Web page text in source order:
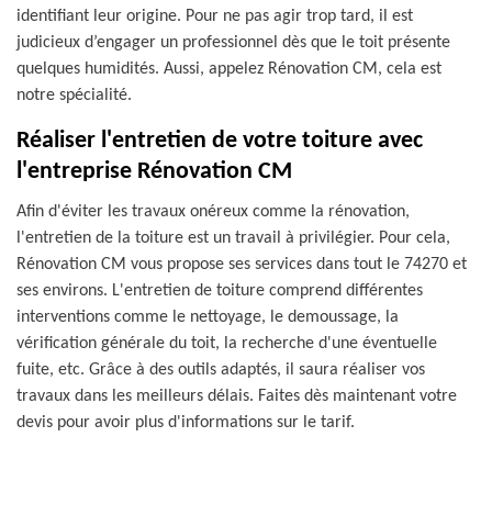
identifiant leur origine. Pour ne pas agir trop tard, il est
judicieux d’engager un professionnel dès que le toit présente
quelques humidités. Aussi, appelez Rénovation CM, cela est
notre spécialité.
Réaliser l'entretien de votre toiture avec
l'entreprise Rénovation CM
Afin d'éviter les travaux onéreux comme la rénovation,
l'entretien de la toiture est un travail à privilégier. Pour cela,
Rénovation CM vous propose ses services dans tout le 74270 et
ses environs. L'entretien de toiture comprend différentes
interventions comme le nettoyage, le demoussage, la
vérification générale du toit, la recherche d'une éventuelle
fuite, etc. Grâce à des outils adaptés, il saura réaliser vos
travaux dans les meilleurs délais. Faites dès maintenant votre
devis pour avoir plus d'informations sur le tarif.